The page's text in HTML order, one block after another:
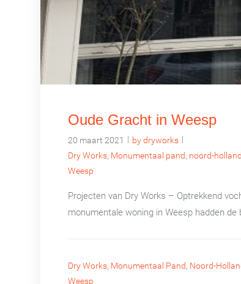
Oude Gracht in Weesp
20 maart 2021 | by dryworks |
Dry Works, Monumentaal pand, noord-holland
Weesp
Projecten van Dry Works – Optrekkend
monumentale woning in Weesp hadden
Dry Works, Monumentaal Pand, Noord-
Weesp